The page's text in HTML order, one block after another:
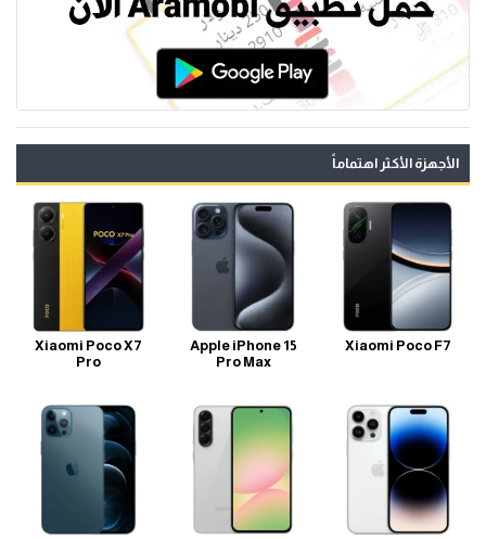
الأجهزة الأكثر اهتماماً
Xiaomi Poco F7
Apple iPhone 15
Pro Max
Xiaomi Poco X7
Pro